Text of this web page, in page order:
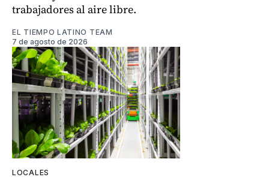
trabajadores al aire libre.
EL TIEMPO LATINO TEAM
7 de agosto de 2026
LOCALES